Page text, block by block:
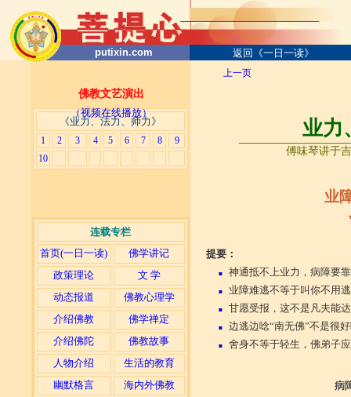
putixin.com 返回《一日一读》
佛教文艺演出
（视频在线播放）
《业力、法力、师力》
1 2 3 4 5 6 7 8
9
10
连载专栏
首页(一日一读)
佛学讲记
政策理论
文 学
动态报道
佛教心理学
介绍佛教
佛学禅定
介绍佛陀
佛教故事
人物介绍
生活的教育
幽默格言
海内外佛教
上一页
业力
傅味琴讲于
业
提要：
■ 神通抵不上业力，病障要
■ 业障难逃不等于叫你不用逃
■ 甘愿受报，这不是凡夫能
■ 边逃边唸“南无佛”不是很
■ 舍身不等于轻生，佛弟子
病